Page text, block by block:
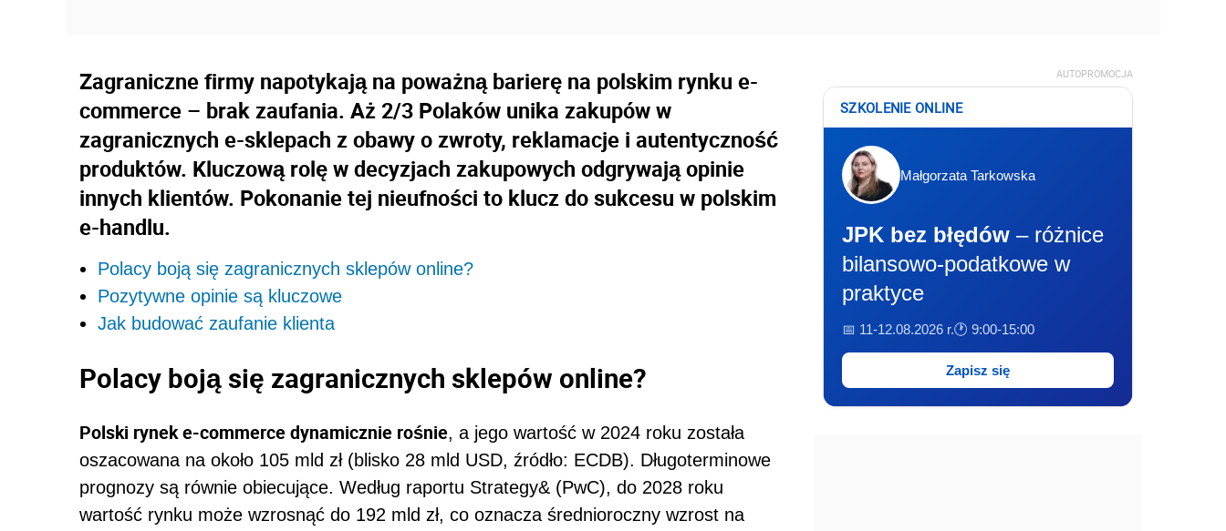
Zagraniczne firmy napotykają na poważną barierę na polskim rynku e-
commerce – brak zaufania. Aż 2/3 Polaków unika zakupów w
zagranicznych e-sklepach z obawy o zwroty, reklamacje i autentyczność
produktów. Kluczową rolę w decyzjach zakupowych odgrywają opinie
innych klientów. Pokonanie tej nieufności to klucz do sukcesu w polskim
e-handlu.
Polacy boją się zagranicznych sklepów online?
Pozytywne opinie są kluczowe
Jak budować zaufanie klienta
Polacy boją się zagranicznych sklepów online?
Polski rynek e-commerce dynamicznie rośnie, a jego wartość w 2024 roku została
oszacowana na około 105 mld zł (blisko 28 mld USD, źródło: ECDB). Długoterminowe
prognozy są równie obiecujące. Według raportu Strategy& (PwC), do 2028 roku
wartość rynku może wzrosnąć do 192 mld zł, co oznacza średnioroczny wzrost na
AUTOPROMOCJA
SZKOLENIE ONLINE
Małgorzata Tarkowska
JPK bez błędów – różnice
bilansowo-podatkowe w
praktyce
📅 11-12.08.2026 r.🕐 9:00-15:00
Zapisz się